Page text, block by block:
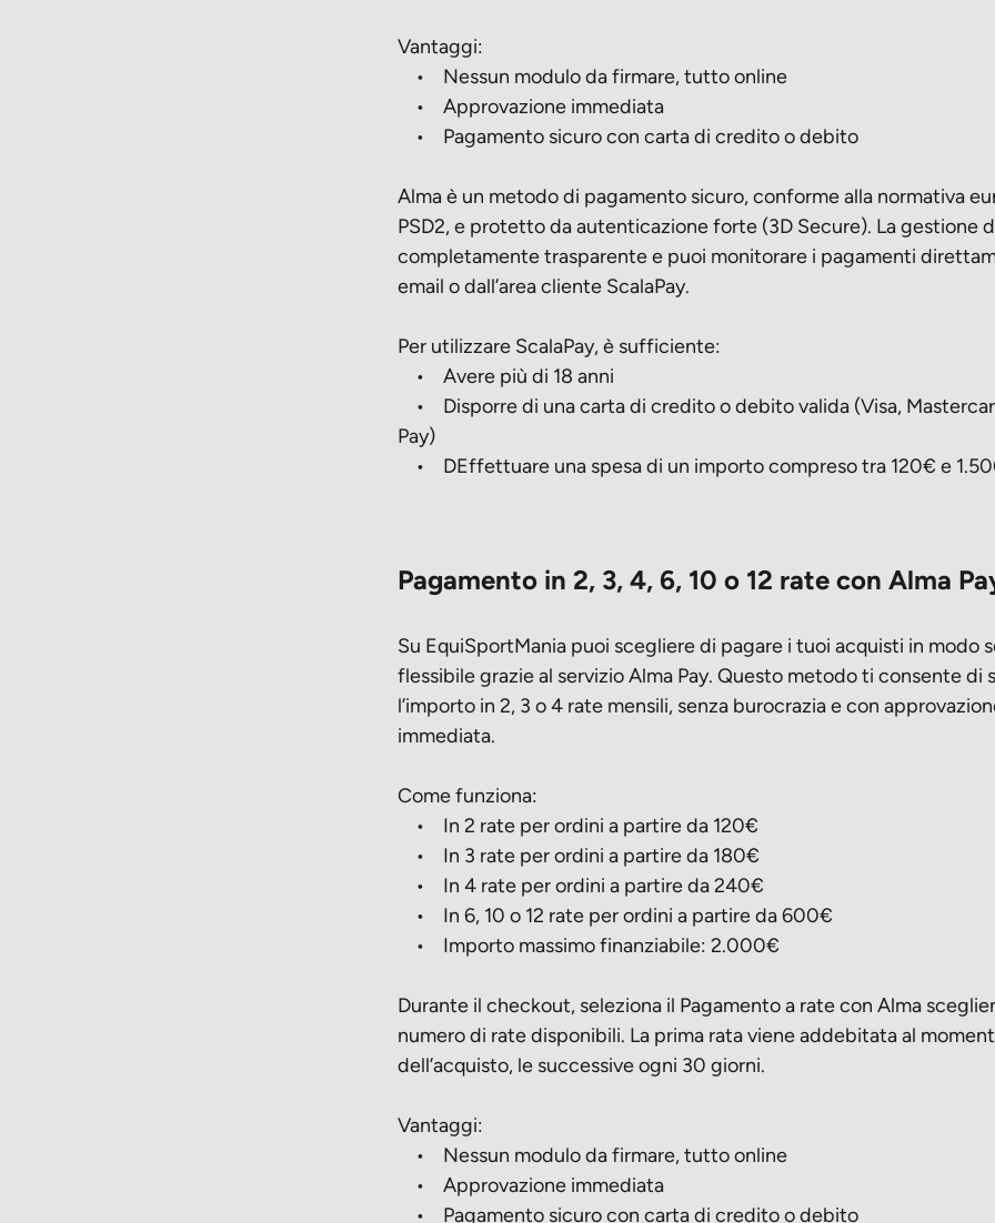
Vantaggi:
• Nessun modulo da firmare, tutto online
• Approvazione immediata
• Pagamento sicuro con carta di credito o debito
Alma è un metodo di pagamento sicuro, conforme alla normativa
PSD2, e protetto da autenticazione forte (3D Secure). La gestione
completamente trasparente e puoi monitorare i pagamenti
email o dall’area cliente ScalaPay.
Per utilizzare ScalaPay, è sufficiente:
• Avere più di 18 anni
• Disporre di una carta di credito o debito valida (Visa,
Pay)
• DEffettuare una spesa di un importo compreso tra 120€ e
Pagamento in 2, 3, 4, 6, 10 o 12 rate con Alma
Su EquiSportMania puoi scegliere di pagare i tuoi acquisti in modo
flessibile grazie al servizio Alma Pay. Questo metodo ti consente di
l’importo in 2, 3 o 4 rate mensili, senza burocrazia e con
immediata.
Come funziona:
• In 2 rate per ordini a partire da 120€
• In 3 rate per ordini a partire da 180€
• In 4 rate per ordini a partire da 240€
• In 6, 10 o 12 rate per ordini a partire da 600€
• Importo massimo finanziabile: 2.000€
Durante il checkout, seleziona il Pagamento a rate con Alma
numero di rate disponibili. La prima rata viene addebitata al
dell’acquisto, le successive ogni 30 giorni.
Vantaggi:
• Nessun modulo da firmare, tutto online
• Approvazione immediata
• Pagamento sicuro con carta di credito o debito